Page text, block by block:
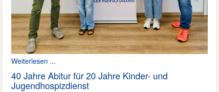
Weiterlesen ...
40 Jahre Abitur für 20 Jahre Kinder- und
Jugendhospizdienst